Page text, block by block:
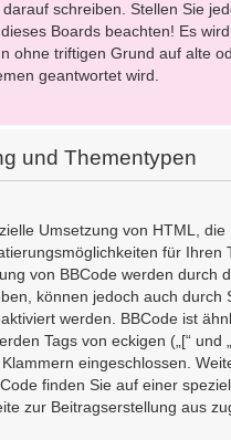
schreiben. Stellen Sie
Boards beachten! Es
ohne triftigen Grund auf alte
geantwortet wird.
und Thementypen
Umsetzung von HTML, die
für Ihren
von BBCode werden durch
können jedoch auch durch
werden. BBCode ist
Tags von eckigen („[“ und
Klammern eingeschlossen.
finden Sie auf einer
zur Beitragserstellung aus